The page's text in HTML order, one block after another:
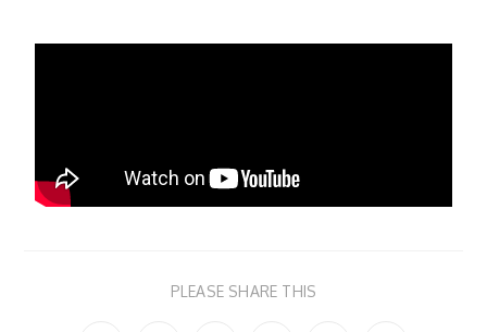
PLEASE SHARE THIS